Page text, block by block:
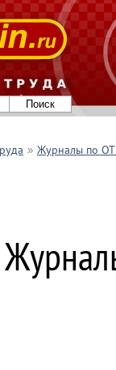
Журналы по